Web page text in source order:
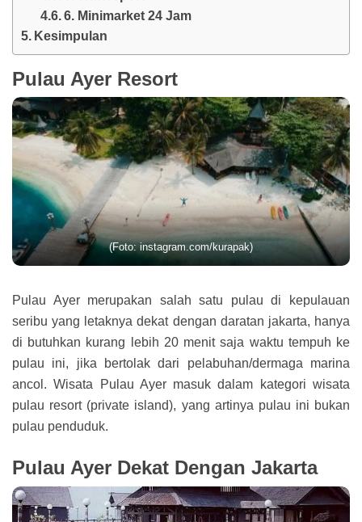
6. Minimarket 24 Jam
Kesimpulan
Pulau Ayer Resort
(Foto: instagram.com/kurapak)
Pulau Ayer merupakan salah satu pulau di kepulauan
seribu yang letaknya dekat dengan daratan jakarta, hanya
di butuhkan kurang lebih 20 menit saja waktu tempuh ke
pulau ini, jika bertolak dari pelabuhan/dermaga marina
ancol. Wisata Pulau Ayer masuk dalam kategori wisata
pulau resort (private island), yang artinya pulau ini bukan
pulau penduduk.
Pulau Ayer Dekat Dengan Jakarta